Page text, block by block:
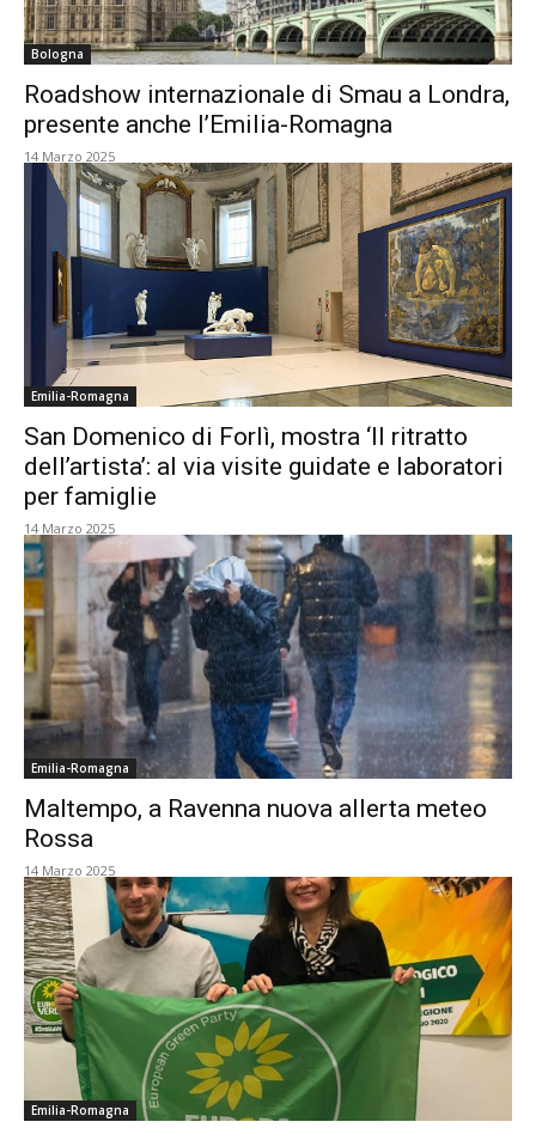
Bologna
Roadshow internazionale di Smau a Londra,
presente anche l’Emilia-Romagna
14 Marzo 2025
Emilia-Romagna
San Domenico di Forlì, mostra ‘Il ritratto
dell’artista’: al via visite guidate e laboratori
per famiglie
14 Marzo 2025
Emilia-Romagna
Maltempo, a Ravenna nuova allerta meteo
Rossa
14 Marzo 2025
Emilia-Romagna